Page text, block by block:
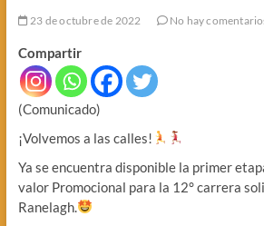
23 de octubre de 2022 No hay
Compartir
(Comunicado)
¡Volvemos a las calles!
Ya se encuentra disponible la primer
valor Promocional para la 12° carrera
Ranelagh.